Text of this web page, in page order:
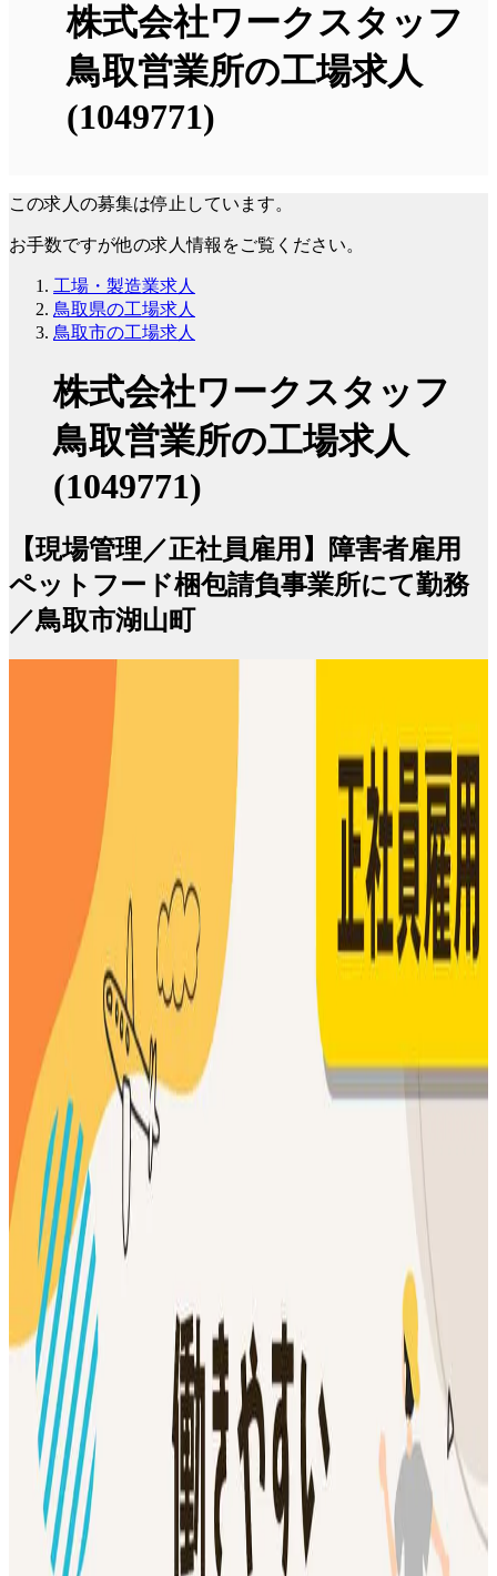
株式会社ワークスタッフ
鳥取営業所の工場求人
(1049771)
この求人の募集は停止しています。
お手数ですが他の求人情報をご覧ください。
工場・製造業求人
鳥取県の工場求人
鳥取市の工場求人
株式会社ワークスタッフ
鳥取営業所の工場求人
(1049771)
【現場管理／正社員雇用】障害者雇用
ペットフード梱包請負事業所にて勤務
／鳥取市湖山町